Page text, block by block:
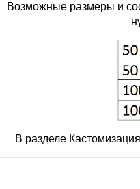
Возможные размеры и
В разделе